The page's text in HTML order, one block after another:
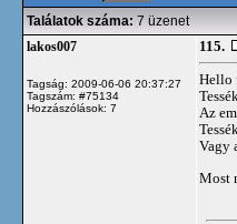
Találatok száma: 7 üzenet
lakos007
Tagság: 2009-06-06 20:37:27
Tagszám: #75134
Hozzászólások: 7
115.
Hello
Az
Vagy
Most